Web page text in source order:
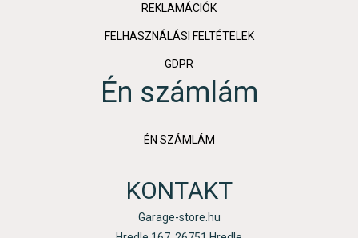
REKLAMÁCIÓK
FELHASZNÁLÁSI FELTÉTELEK
GDPR
Én számlám
ÉN SZÁMLÁM
KONTAKT
Garage-store.hu